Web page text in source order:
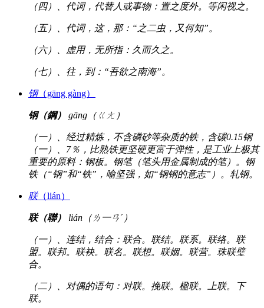
（四）、代词，代替人或事物：置之度外。等闲视之。
（五）、代词，这，那：“之二虫，又何知”。
（六）、虚用，无所指：久而久之。
（七）、往，到：“吾欲之南海”。
钢（gāng gàng）
钢（鋼） gāng（ㄍㄤ）
（一）、经过精炼，不含磷砂等杂质的铁，含碳0.15钢
（一）、7％，比熟铁更坚硬更富于弹性，是工业上极其
重要的原料：钢板。钢笔（笔头用金属制成的笔）。钢
铁（“钢”和“铁”，喻坚强，如“钢钢的意志”）。轧钢。
联（lián）
联（聯） lián（ㄌ一ㄢˊ）
（一）、连结，结合：联合。联结。联系。联络。联
盟。联邦。联袂。联名。联想。联姻。联营。珠联璧
合。
（二）、对偶的语句：对联。挽联。楹联。上联。下
联。